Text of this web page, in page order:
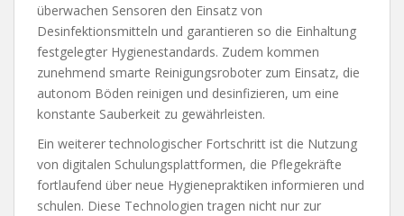
überwachen Sensoren den Einsatz von
Desinfektionsmitteln und garantieren so die Einhaltung
festgelegter Hygienestandards. Zudem kommen
zunehmend smarte Reinigungsroboter zum Einsatz, die
autonom Böden reinigen und desinfizieren, um eine
konstante Sauberkeit zu gewährleisten.
Ein weiterer technologischer Fortschritt ist die Nutzung
von digitalen Schulungsplattformen, die Pflegekräfte
fortlaufend über neue Hygienepraktiken informieren und
schulen. Diese Technologien tragen nicht nur zur